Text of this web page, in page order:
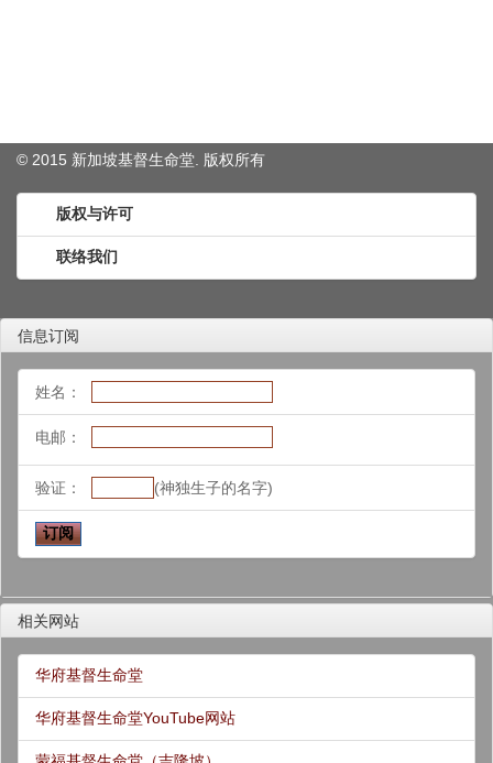
© 2015 新加坡基督生命堂. 版权所有
版权与许可
联络我们
信息订阅
姓名：
电邮：
验证： (神独生子的名字)
相关网站
华府基督生命堂
华府基督生命堂YouTube网站